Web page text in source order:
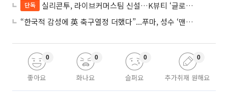
단독
실리콘투, 라이브커머스팀 신설…K뷰티 ‘글로벌 판매망’ 확대 속도
“한국적 감성에 英 축구열정 더했다”...푸마, 성수 ‘맨시티 하우스’ 팝업
좋아요
0
화나요
0
슬퍼요
0
추가취재 원해요
0